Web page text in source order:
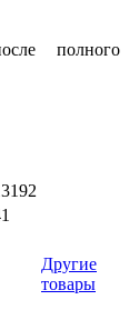
полного
Другие
товары